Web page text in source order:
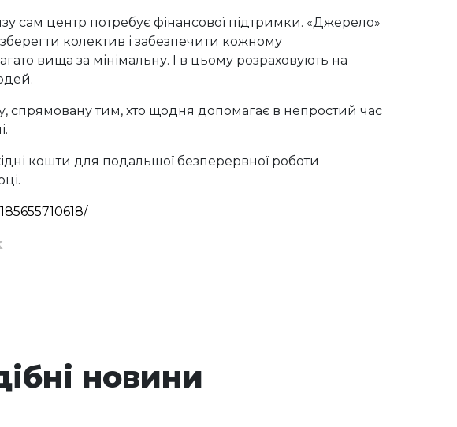
сам центр потребує фінансової підтримки. «Джерело»
колектив і забезпечити кожному
вища за мінімальну. І в цьому розраховують на
спрямовану тим, хто щодня допомагає в непростий час
кошти для подальшої безперервної роботи
новини